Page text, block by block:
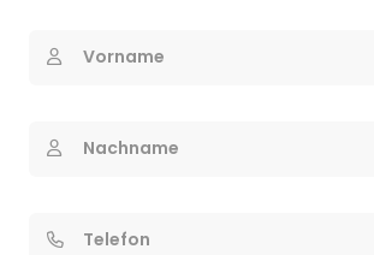
Vorname
Nachname
Telefon